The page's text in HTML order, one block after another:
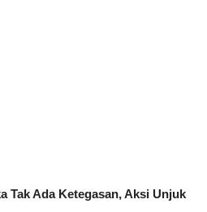
Tak Ada Ketegasan, Aksi Unjuk